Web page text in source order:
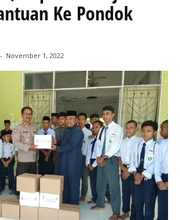
Ke Pondok
- November 1, 2022